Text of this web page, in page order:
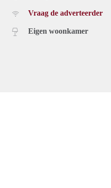
Vraag de adverteerder
Eigen woonkamer